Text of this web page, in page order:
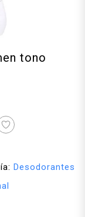
tono
Desodorantes